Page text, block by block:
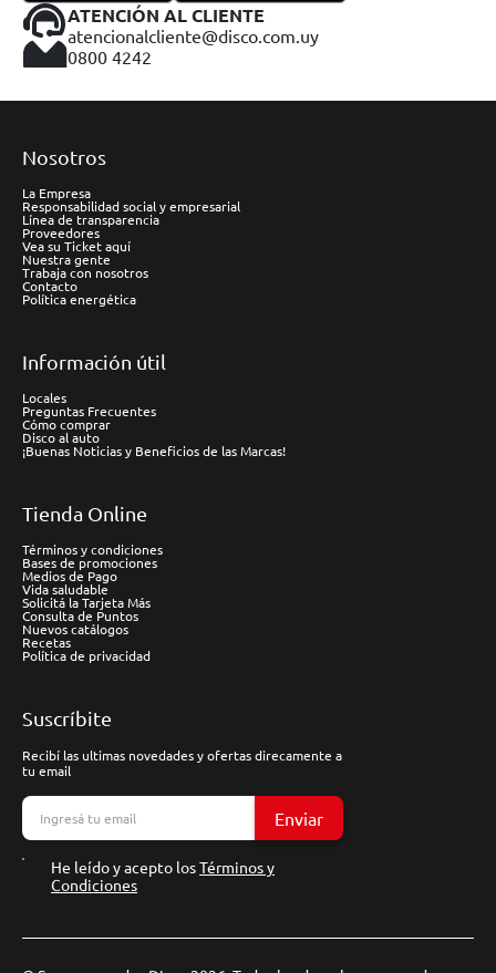
ATENCIÓN AL CLIENTE
atencionalcliente@disco.com.uy
0800 4242
Nosotros
La Empresa
Responsabilidad social y empresarial
Línea de transparencia
Proveedores
Vea su Ticket aquí
Nuestra gente
Trabaja con nosotros
Contacto
Política energética
Información útil
Locales
Preguntas Frecuentes
Cómo comprar
Disco al auto
¡Buenas Noticias y Beneficios de las Marcas!
Tienda Online
Términos y condiciones
Bases de promociones
Medios de Pago
Vida saludable
Solicitá la Tarjeta Más
Consulta de Puntos
Nuevos catálogos
Recetas
Política de privacidad
Suscríbite
Recibí las ultimas novedades y ofertas direcamente a
tu email
Enviar
He leído y acepto losTérminos y
Condiciones